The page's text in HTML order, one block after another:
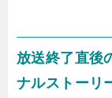
放送終了直後
ナルストーリ